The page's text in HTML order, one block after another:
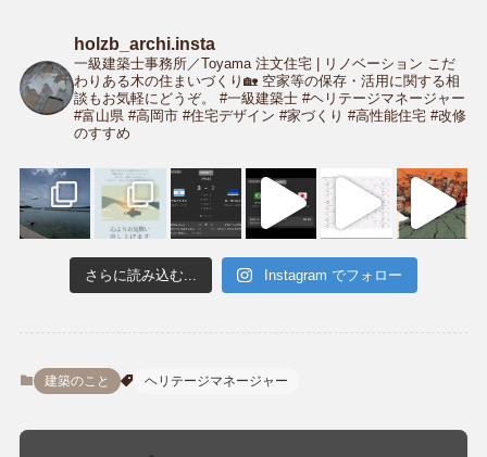
holzb_archi.insta
一級建築士事務所／Toyama注文住宅 | リノベーション こだ
わりある木の住まいづくり🏡空家等の保存・活用に関する相
談もお気軽にどうぞ。
#一級建築士 #ヘリテージマネージャー
#富山県 #高岡市 #住宅デザイン #家づくり #高性能住宅 #改修
のすすめ
さらに読み込む... Instagram でフォロー
建築のこと ヘリテージマネージャー